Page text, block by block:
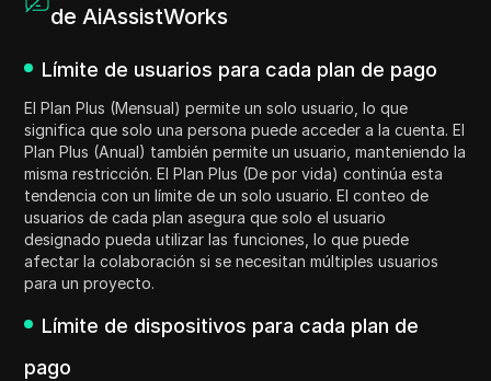
de AiAssistWorks
Límite de usuarios para cada plan de pago
El Plan Plus (Mensual) permite un solo usuario, lo que
significa que solo una persona puede acceder a la cuenta. El
Plan Plus (Anual) también permite un usuario, manteniendo la
misma restricción. El Plan Plus (De por vida) continúa esta
tendencia con un límite de un solo usuario. El conteo de
usuarios de cada plan asegura que solo el usuario
designado pueda utilizar las funciones, lo que puede
afectar la colaboración si se necesitan múltiples usuarios
para un proyecto.
Límite de dispositivos para cada plan de
pago